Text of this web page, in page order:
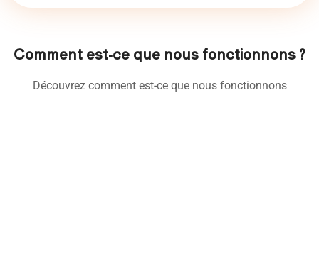
Comment est-ce que nous fonctionnons ?
Découvrez comment est-ce que nous fonctionnons